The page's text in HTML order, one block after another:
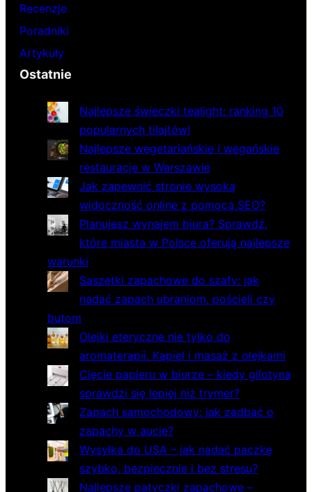
Recenzje
Poradniki
Artykuły
Ostatnie
Najlepsze świeczki tealight: ranking 10
popularnych tilajtów!
Najlepsze wegetariańskie i wegańskie
restauracje w Warszawie
Jak zapewnić stronie wysoką
widoczność online z pomocą SEO?
Planujesz wynajem biura? Sprawdź,
które miasta w Polsce oferują najlepsze
warunki
Saszetki zapachowe do szafy: jak
nadać zapach ubraniom, pościeli czy
butom
Olejki eteryczne nie tylko do
aromaterapii. Kąpiel i masaż z olejkami
Cięcie papieru w biurze – kiedy gilotyna
sprawdzi się lepiej niż trymer?
Zapach samochodowy: jak zadbać o
zapachy w aucie?
Wysyłka do USA – jak nadać paczkę
szybko, bezpiecznie i bez stresu?
Najlepsze patyczki zapachowe –